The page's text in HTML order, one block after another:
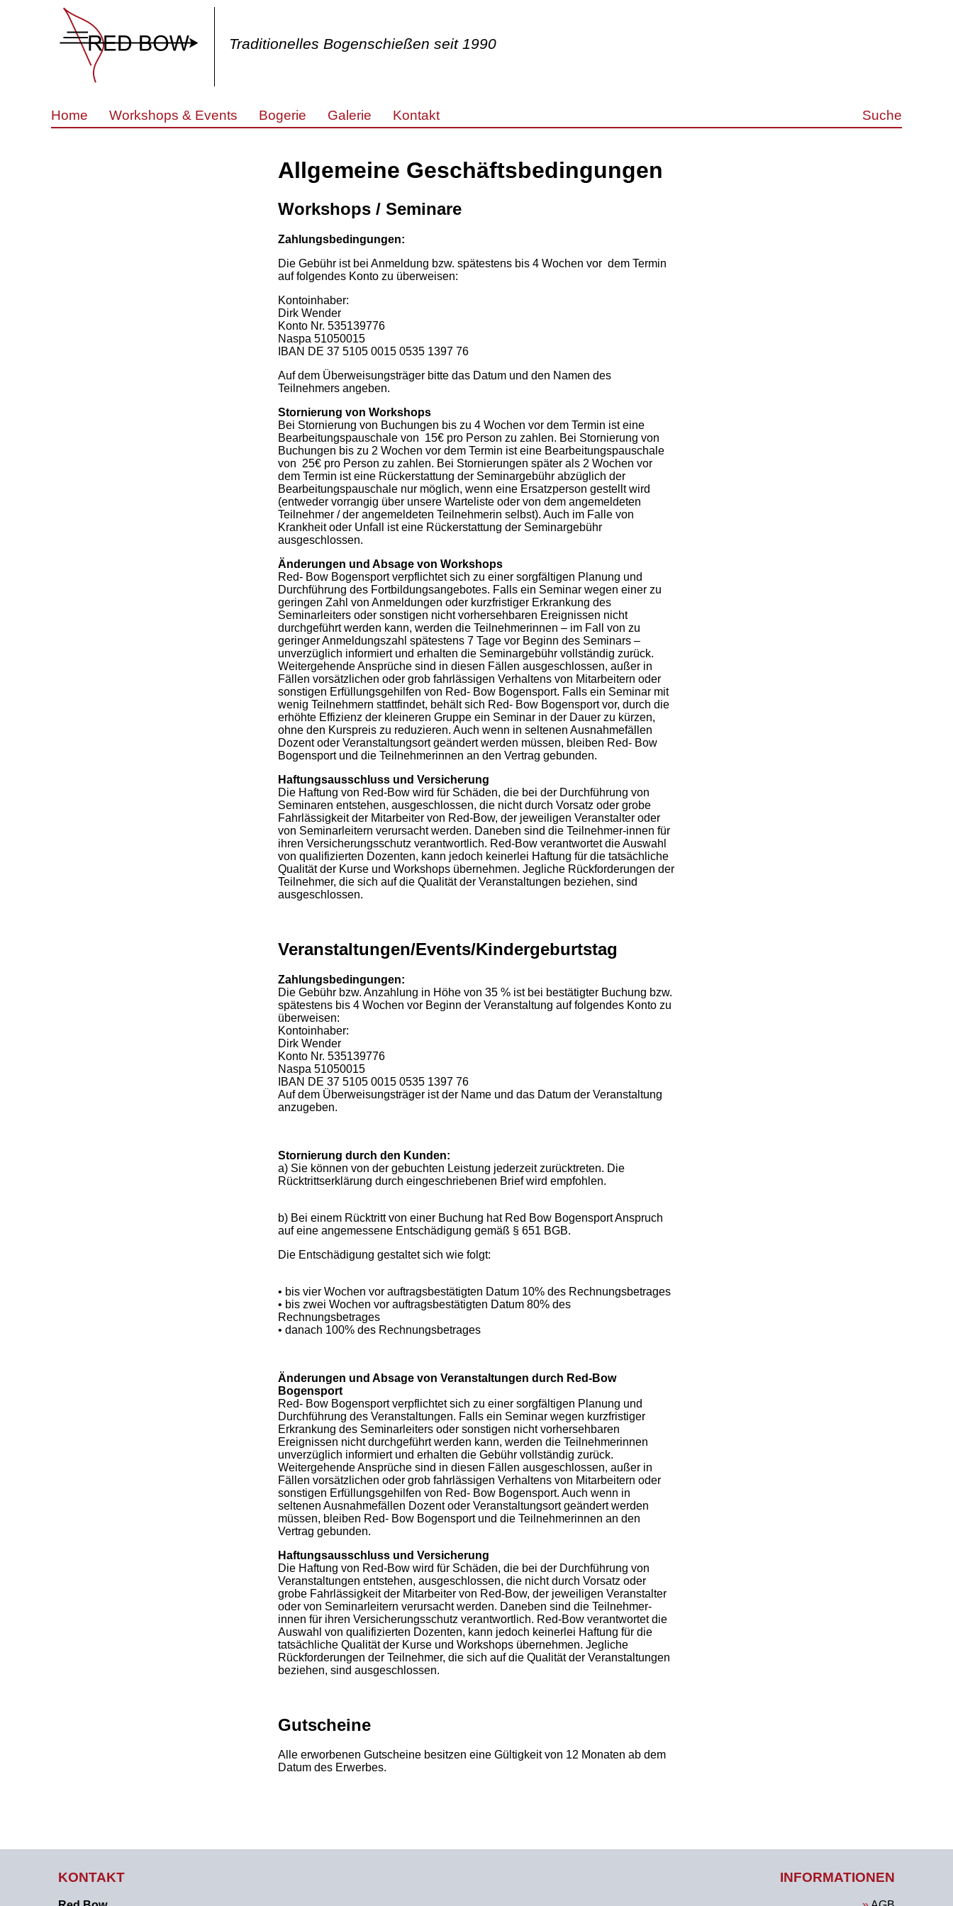
Traditionelles Bogenschießen seit 1990
Home Workshops & Events Bogerie Galerie Kontakt Suche
Allgemeine Geschäftsbedingungen
Workshops / Seminare
Zahlungsbedingungen:
Die Gebühr ist bei Anmeldung bzw. spätestens bis 4 Wochen vor dem Termin
auf folgendes Konto zu überweisen:
Kontoinhaber:
Dirk Wender
Konto Nr. 535139776
Naspa 51050015
IBAN DE 37 5105 0015 0535 1397 76
Auf dem Überweisungsträger bitte das Datum und den Namen des
Teilnehmers angeben.
Stornierung von Workshops
Bei Stornierung von Buchungen bis zu 4 Wochen vor dem Termin ist eine
Bearbeitungspauschale von 15€ pro Person zu zahlen. Bei Stornierung von
Buchungen bis zu 2 Wochen vor dem Termin ist eine Bearbeitungspauschale
von 25€ pro Person zu zahlen. Bei Stornierungen später als 2 Wochen vor
dem Termin ist eine Rückerstattung der Seminargebühr abzüglich der
Bearbeitungspauschale nur möglich, wenn eine Ersatzperson gestellt wird
(entweder vorrangig über unsere Warteliste oder von dem angemeldeten
Teilnehmer / der angemeldeten Teilnehmerin selbst). Auch im Falle von
Krankheit oder Unfall ist eine Rückerstattung der Seminargebühr
ausgeschlossen.
Änderungen und Absage von Workshops
Red- Bow Bogensport verpflichtet sich zu einer sorgfältigen Planung und
Durchführung des Fortbildungsangebotes. Falls ein Seminar wegen einer zu
geringen Zahl von Anmeldungen oder kurzfristiger Erkrankung des
Seminarleiters oder sonstigen nicht vorhersehbaren Ereignissen nicht
durchgeführt werden kann, werden die Teilnehmerinnen – im Fall von zu
geringer Anmeldungszahl spätestens 7 Tage vor Beginn des Seminars –
unverzüglich informiert und erhalten die Seminargebühr vollständig zurück.
Weitergehende Ansprüche sind in diesen Fällen ausgeschlossen, außer in
Fällen vorsätzlichen oder grob fahrlässigen Verhaltens von Mitarbeitern oder
sonstigen Erfüllungsgehilfen von Red- Bow Bogensport. Falls ein Seminar mit
wenig Teilnehmern stattfindet, behält sich Red- Bow Bogensport vor, durch die
erhöhte Effizienz der kleineren Gruppe ein Seminar in der Dauer zu kürzen,
ohne den Kurspreis zu reduzieren. Auch wenn in seltenen Ausnahmefällen
Dozent oder Veranstaltungsort geändert werden müssen, bleiben Red- Bow
Bogensport und die Teilnehmerinnen an den Vertrag gebunden.
Haftungsausschluss und Versicherung
Die Haftung von Red-Bow wird für Schäden, die bei der Durchführung von
Seminaren entstehen, ausgeschlossen, die nicht durch Vorsatz oder grobe
Fahrlässigkeit der Mitarbeiter von Red-Bow, der jeweiligen Veranstalter oder
von Seminarleitern verursacht werden. Daneben sind die Teilnehmer-innen für
ihren Versicherungsschutz verantwortlich. Red-Bow verantwortet die Auswahl
von qualifizierten Dozenten, kann jedoch keinerlei Haftung für die tatsächliche
Qualität der Kurse und Workshops übernehmen. Jegliche Rückforderungen der
Teilnehmer, die sich auf die Qualität der Veranstaltungen beziehen, sind
ausgeschlossen.
Veranstaltungen/Events/Kindergeburtstag
Zahlungsbedingungen:
Die Gebühr bzw. Anzahlung in Höhe von 35 % ist bei bestätigter Buchung bzw.
spätestens bis 4 Wochen vor Beginn der Veranstaltung auf folgendes Konto zu
überweisen:
Kontoinhaber:
Dirk Wender
Konto Nr. 535139776
Naspa 51050015
IBAN DE 37 5105 0015 0535 1397 76
Auf dem Überweisungsträger ist der Name und das Datum der Veranstaltung
anzugeben.
Stornierung durch den Kunden:
a) Sie können von der gebuchten Leistung jederzeit zurücktreten. Die
Rücktrittserklärung durch eingeschriebenen Brief wird empfohlen.
b) Bei einem Rücktritt von einer Buchung hat Red Bow Bogensport Anspruch
auf eine angemessene Entschädigung gemäß § 651 BGB.
Die Entschädigung gestaltet sich wie folgt:
• bis vier Wochen vor auftragsbestätigten Datum 10% des Rechnungsbetrages
• bis zwei Wochen vor auftragsbestätigten Datum 80% des
Rechnungsbetrages
• danach 100% des Rechnungsbetrages
Änderungen und Absage von Veranstaltungen durch Red-Bow
Bogensport
Red- Bow Bogensport verpflichtet sich zu einer sorgfältigen Planung und
Durchführung des Veranstaltungen. Falls ein Seminar wegen kurzfristiger
Erkrankung des Seminarleiters oder sonstigen nicht vorhersehbaren
Ereignissen nicht durchgeführt werden kann, werden die Teilnehmerinnen
unverzüglich informiert und erhalten die Gebühr vollständig zurück.
Weitergehende Ansprüche sind in diesen Fällen ausgeschlossen, außer in
Fällen vorsätzlichen oder grob fahrlässigen Verhaltens von Mitarbeitern oder
sonstigen Erfüllungsgehilfen von Red- Bow Bogensport. Auch wenn in
seltenen Ausnahmefällen Dozent oder Veranstaltungsort geändert werden
müssen, bleiben Red- Bow Bogensport und die Teilnehmerinnen an den
Vertrag gebunden.
Haftungsausschluss und Versicherung
Die Haftung von Red-Bow wird für Schäden, die bei der Durchführung von
Veranstaltungen entstehen, ausgeschlossen, die nicht durch Vorsatz oder
grobe Fahrlässigkeit der Mitarbeiter von Red-Bow, der jeweiligen Veranstalter
oder von Seminarleitern verursacht werden. Daneben sind die Teilnehmer-
innen für ihren Versicherungsschutz verantwortlich. Red-Bow verantwortet die
Auswahl von qualifizierten Dozenten, kann jedoch keinerlei Haftung für die
tatsächliche Qualität der Kurse und Workshops übernehmen. Jegliche
Rückforderungen der Teilnehmer, die sich auf die Qualität der Veranstaltungen
beziehen, sind ausgeschlossen.
Gutscheine
Alle erworbenen Gutscheine besitzen eine Gültigkeit von 12 Monaten ab dem
Datum des Erwerbes.
KONTAKT INFORMATIONEN